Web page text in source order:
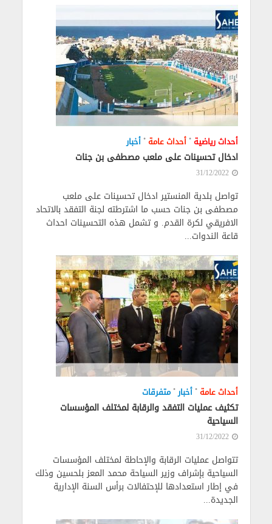
أحداث رياضية • أحداث عامة • أخبار
ادخال تحسينات على ملعب مصطفى بن جنات
31/12/2022
تواصل بلدية المنستير ادخال تحسينات على ملعب
مصطفى بن جنات حسب ما اشترطته لجنة التفقد بالاتحاد
الافريقي لكرة القدم. و تشمل هذه التحسينات احداث
قاعة الندوات...
أحداث عامة • أخبار• متفرقات
تكثيف عمليات التفقد والرقابة لمختلف المؤسسات
السياحية
31/12/2022
تتواصل عمليات الرقابة والإحاطة لمختلف المؤسسات
السياحية بإشراف وزير السياحة محمد المعز بلحسين وذلك
في إطار استعدادها للإحتفالات برأس السنة الإدارية
الجديدة...